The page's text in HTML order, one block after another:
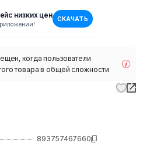
низких цен СКАЧАТЬ
когда пользователи
товара в общей сложности
893757467660